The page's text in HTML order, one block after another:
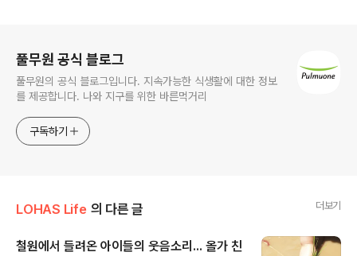
풀무원 공식 블로그
풀무원의 공식 블로그입니다. 지속가능한 식생활에 대한 정보
를 제공합니다. 나와 지구를 위한 바른먹거리
구독하기
LOHAS Life 의 다른 글 더보기
철원에서 들려온 아이들의 웃음소리... 올가 친